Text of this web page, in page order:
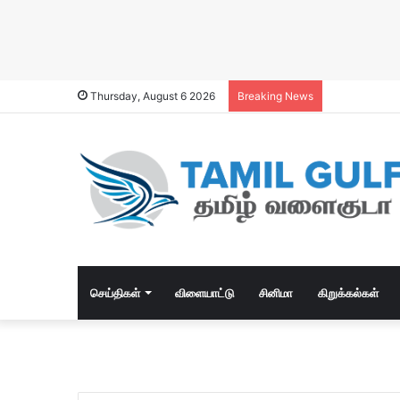
Thursday, August 6 2026 Breaking News
செய்திகள் விளையாட்டு சினிமா கிறுக்கல்கள்